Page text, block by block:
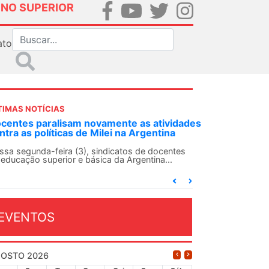
SUPERIOR
NOTÍCIAS
SN convoca docentes para Dia de
Internacionalista com Cuba em
de agosto
SN conclama suas seções sindicais e o
2026